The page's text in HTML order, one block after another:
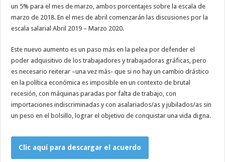
un 5% para el mes de marzo, ambos porcentajes sobre la escala de
marzo de 2018. En el mes de abril comenzarán las discusiones por la
escala salarial Abril 2019 – Marzo 2020.
Este nuevo aumento es un paso más en la pelea por defender el
poder adquisitivo de los trabajadores y trabajadoras gráficas, pero
es necesario reiterar –una vez más- que si no hay un cambio drástico
en la política económica es imposible en un contexto de brutal
recesión, con máquinas paradas por falta de trabajo, con
importaciones indiscriminadas y con asalariados/as y jubilados/as sin
un peso en el bolsillo, lograr el objetivo de conquistar una vida digna.
Clic aquí para descargar el acuerdo